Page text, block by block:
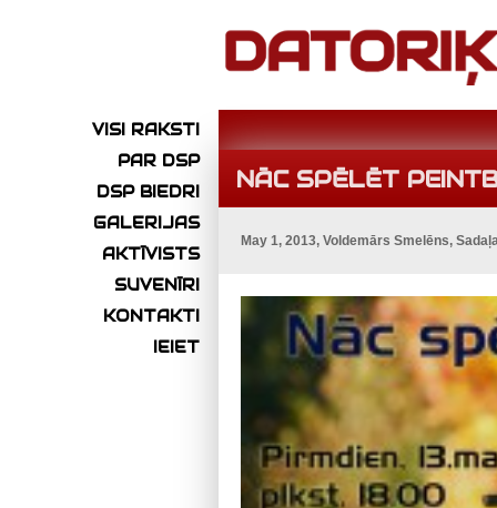
VISI RAKSTI
PAR DSP
DSP BIEDRI
GALERIJAS
AKTĪVISTS
SUVENĪRI
KONTAKTI
IEIET
NĀC SPĒLĒT
May 1, 2013, Voldemārs Smelēns,